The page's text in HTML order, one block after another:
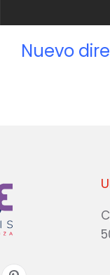
Nuevo